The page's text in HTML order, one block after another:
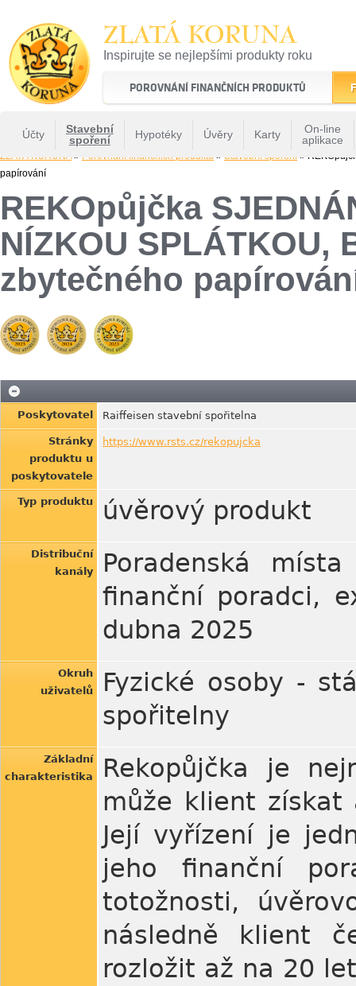
ZLATÁ KORUNA
Inspirujte se nejlepšími produkty roku
22 let tradice a kvality na finančním trhu
POROVNÁNÍ FINANČNÍCH PRODUKTŮ
Účty
Stavební
spoření
Hypotéky Úvěry Karty
On-line
aplikace
ZLATÁ KORUNA» Porovnání finančních produktů » Stavební spoření »
papírování
REKOpůjčka
NÍZKOU SPLÁTKOU,
zbytečného
Poskytovatel Raiffeisen stavební spořitelna
Stránky
produktu u
poskytovatele
https://www.rsts.cz/rekopujcka
Typ produktu úvěrový produkt
Distribuční
kanály
Poradenská
finanční poradci,
dubna 2025
Okruh
uživatelů
Fyzické osoby -
spořitelny
Základní
charakteristika
Rekopůjčka je
může klient získat
Její vyřízení je
jeho finanční
totožnosti,
následně klient
rozložit až na 20